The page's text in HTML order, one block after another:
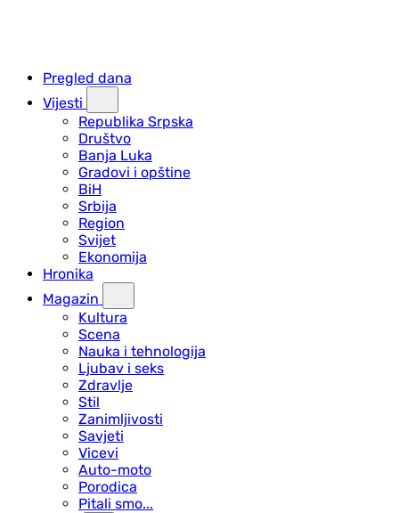
Pregled dana
Vijesti
Republika Srpska
Društvo
Banja Luka
Gradovi i opštine
BiH
Srbija
Region
Svijet
Ekonomija
Hronika
Magazin
Kultura
Scena
Nauka i tehnologija
Ljubav i seks
Zdravlje
Stil
Zanimljivosti
Savjeti
Vicevi
Auto-moto
Porodica
Pitali smo...